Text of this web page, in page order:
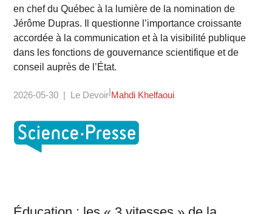
en chef du Québec à la lumière de la nomination de
Jérôme Dupras. Il questionne l’importance croissante
accordée à la communication et à la visibilité publique
dans les fonctions de gouvernance scientifique et de
conseil auprès de l’État.
2026-05-30 Le Devoir Mahdi Khelfaoui